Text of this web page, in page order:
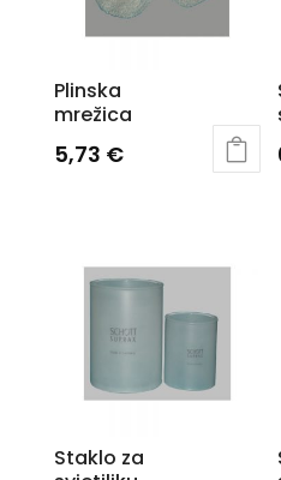
Plinska
mrežica
5,73 €
Staklo za